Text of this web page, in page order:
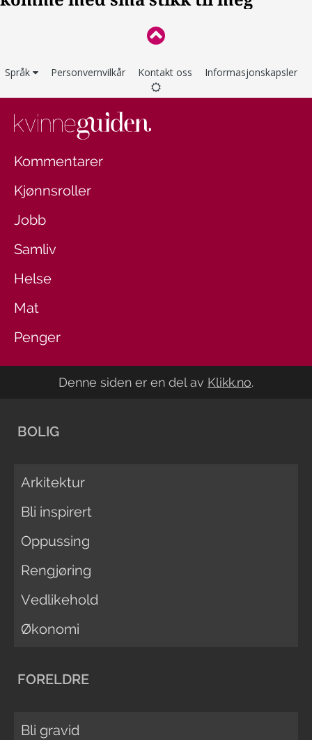
Språk Personvernvilkår Kontakt oss Informasjonskapsler
Kommentarer
Kjønnsroller
Jobb
Samliv
Helse
Mat
Penger
Denne siden er en del av Klikk.no.
BOLIG
Arkitektur
Bli inspirert
Oppussing
Rengjøring
Vedlikehold
Økonomi
FORELDRE
Bli gravid